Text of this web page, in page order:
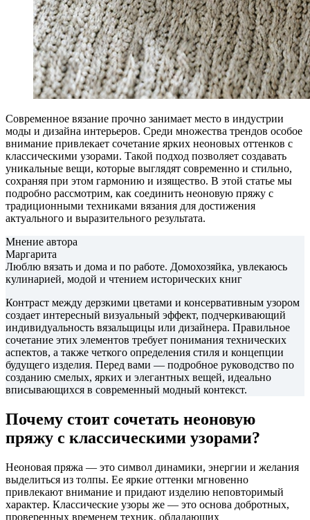
Современное вязание прочно занимает место в индустрии
моды и дизайна интерьеров. Среди множества трендов особое
внимание привлекает сочетание ярких неоновых оттенков с
классическими узорами. Такой подход позволяет создавать
уникальные вещи, которые выглядят современно и стильно,
сохраняя при этом гармонию и изящество. В этой статье мы
подробно рассмотрим, как соединить неоновую пряжу с
традиционными техниками вязания для достижения
актуального и выразительного результата.
Мнение автора
Маргарита
Люблю вязать и дома и по работе. Домохозяйка, увлекаюсь
кулинарией, модой и чтением исторических книг
Контраст между дерзкими цветами и консервативным узором
создает интересный визуальный эффект, подчеркивающий
индивидуальность вязальщицы или дизайнера. Правильное
сочетание этих элементов требует понимания технических
аспектов, а также четкого определения стиля и концепции
будущего изделия. Перед вами — подробное руководство по
созданию смелых, ярких и элегантных вещей, идеально
вписывающихся в современный модный контекст.
Почему стоит сочетать неоновую
пряжу с классическими узорами?
Неоновая пряжа — это символ динамики, энергии и желания
выделиться из толпы. Ее яркие оттенки мгновенно
привлекают внимание и придают изделию неповторимый
характер. Классические узоры же — это основа добротных,
проверенных временем техник, обладающих